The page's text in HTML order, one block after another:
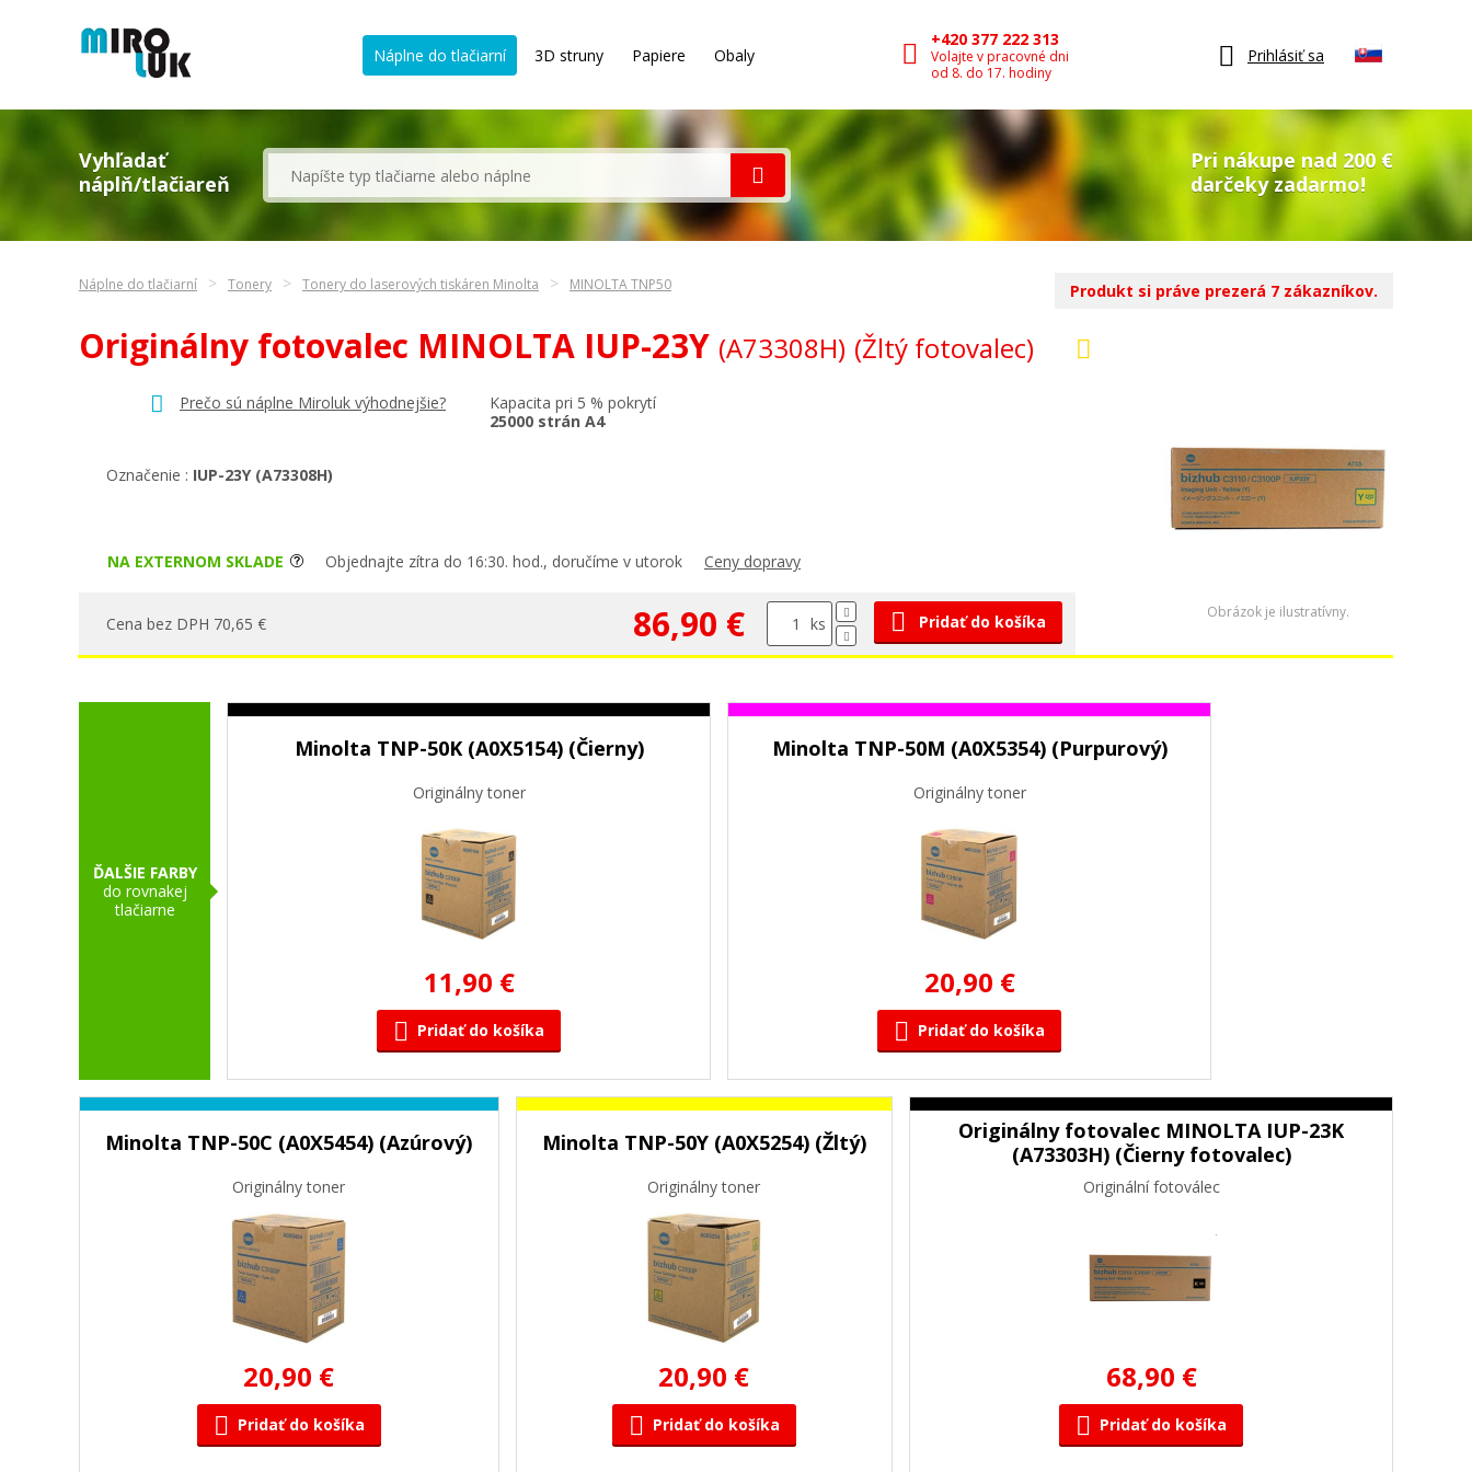
Náplne do tlačiarní 3D struny Papiere Obaly
+420 377 222 313
Volajte v pracovné dni
od 8. do 17. hodiny
Prihlásiť sa
Vyhľadať
náplň/tlačiareň
Pri nákupe nad 200 €
darčeky zadarmo!
Náplne do tlačiarní Tonery Tonery do laserových tiskáren Minolta MINOLTA TNP50
Originálny fotovalec MINOLTA IUP-23Y (A73308H) (Žltý fotovalec)
Prečo sú náplne Miroluk výhodnejšie?
Kapacita pri 5 % pokrytí
25000 strán A4
Označenie : IUP-23Y (A73308H)
NA EXTERNOM SKLADE Objednajte zítra do 16:30. hod., doručíme v utorok Ceny dopravy
Cena bez DPH 70,65 € 86,90 € ks Pridať do košíka Obrázok je ilustratívny.
Produkt si práve prezerá 7 zákazníkov.
ĎALŠIE FARBY
do rovnakej
tlačiarne
Minolta TNP-50K (A0X5154) (Čierny)
Originálny toner
11,90 €
Pridať do košíka
Minolta TNP-50M (A0X5354) (Purpurový)
Originálny toner
20,90 €
Pridať do košíka
Minolta TNP-50C (A0X5454) (Azúrový)
Originálny toner
20,90 €
Pridať do košíka
Minolta TNP-50Y (A0X5254) (Žltý)
Originálny toner
20,90 €
Pridať do košíka
Originálny fotovalec MINOLTA IUP-23K
(A73303H) (Čierny fotovalec)
Originální fotoválec
68,90 €
Pridať do košíka